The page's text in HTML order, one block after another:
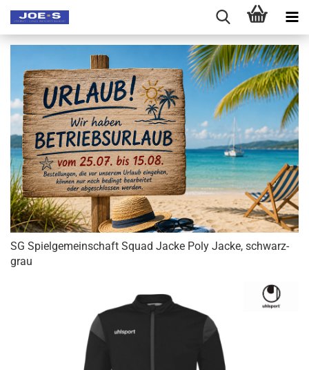
SG Spielgemeinschaft Squad Jacke Poly Jacke, schwarz-
grau